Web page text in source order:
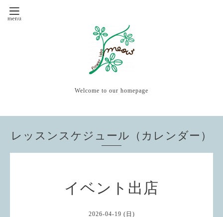
Welcome to our homepage
レッスンスケジュール（カレンダー）
イベント出店
2026-04-19 (日)